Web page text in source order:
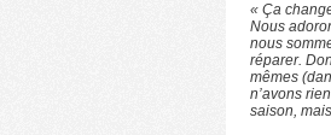
« Ça
Nous
nous
réparer.
mêmes
n’avons
saison,